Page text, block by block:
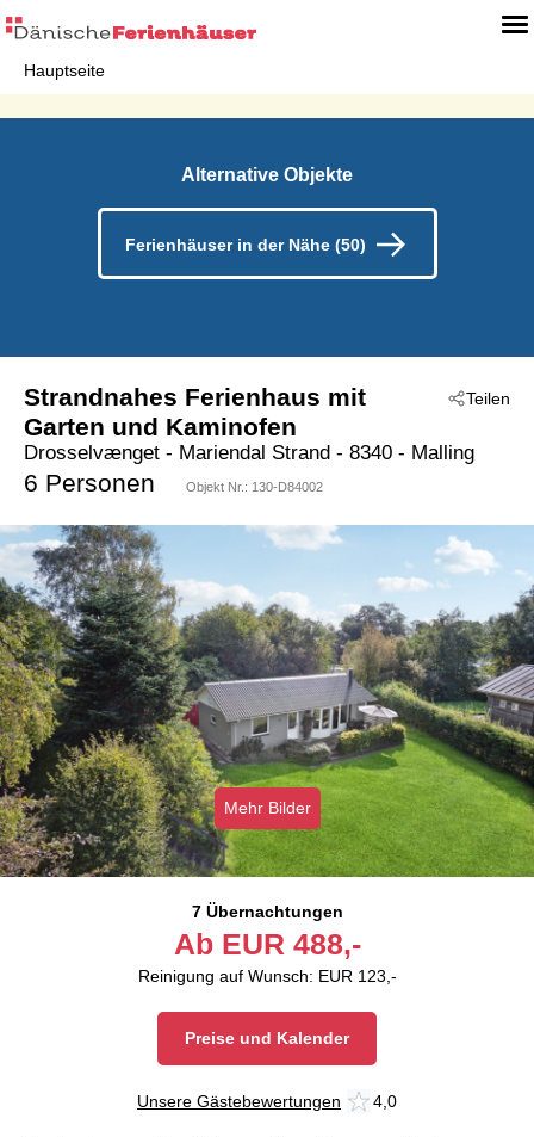
Hauptseite
Alternative Objekte
Ferienhäuser in der Nähe (50)
Teilen
Strandnahes Ferienhaus mit
Garten und Kaminofen
Drosselvænget - Mariendal Strand - 8340 - Malling
6 Personen Objekt Nr.: 130-D84002
Mehr Bilder
7 Übernachtungen
Ab EUR 488,-
Reinigung auf Wunsch: EUR 123,-
Preise und Kalender
Unsere Gästebewertungen 4,0